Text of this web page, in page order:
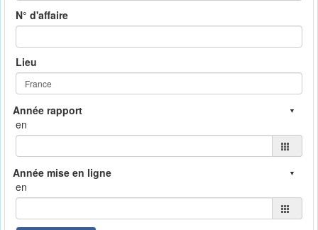
N° d'affaire
Lieu
en
en